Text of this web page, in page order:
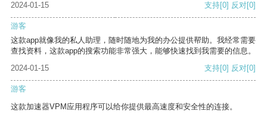
2024-01-15 支持[0] 反对[0]
游客
这款app就像我的私人助理，随时随地为我的办公提供帮助。我经常需要
查找资料，这款app的搜索功能非常强大，能够快速找到我需要的信息。
2024-01-15
支持[0] 反对[0]
游客
这款加速器VPM应用程序可以给你提供最高速度和安全性的连接。